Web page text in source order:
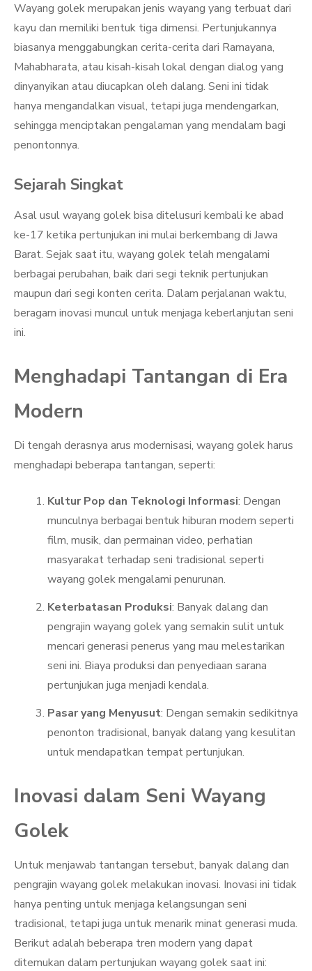
Wayang golek merupakan jenis wayang yang terbuat dari
kayu dan memiliki bentuk tiga dimensi. Pertunjukannya
biasanya menggabungkan cerita-cerita dari Ramayana,
Mahabharata, atau kisah-kisah lokal dengan dialog yang
dinyanyikan atau diucapkan oleh dalang. Seni ini tidak
hanya mengandalkan visual, tetapi juga mendengarkan,
sehingga menciptakan pengalaman yang mendalam bagi
penontonnya.
Sejarah Singkat
Asal usul wayang golek bisa ditelusuri kembali ke abad
ke-17 ketika pertunjukan ini mulai berkembang di Jawa
Barat. Sejak saat itu, wayang golek telah mengalami
berbagai perubahan, baik dari segi teknik pertunjukan
maupun dari segi konten cerita. Dalam perjalanan waktu,
beragam inovasi muncul untuk menjaga keberlanjutan seni
ini.
Menghadapi Tantangan di Era
Modern
Di tengah derasnya arus modernisasi, wayang golek harus
menghadapi beberapa tantangan, seperti:
Kultur Pop dan Teknologi Informasi: Dengan
munculnya berbagai bentuk hiburan modern seperti
film, musik, dan permainan video, perhatian
masyarakat terhadap seni tradisional seperti
wayang golek mengalami penurunan.
Keterbatasan Produksi: Banyak dalang dan
pengrajin wayang golek yang semakin sulit untuk
mencari generasi penerus yang mau melestarikan
seni ini. Biaya produksi dan penyediaan sarana
pertunjukan juga menjadi kendala.
Pasar yang Menyusut: Dengan semakin sedikitnya
penonton tradisional, banyak dalang yang kesulitan
untuk mendapatkan tempat pertunjukan.
Inovasi dalam Seni Wayang
Golek
Untuk menjawab tantangan tersebut, banyak dalang dan
pengrajin wayang golek melakukan inovasi. Inovasi ini tidak
hanya penting untuk menjaga kelangsungan seni
tradisional, tetapi juga untuk menarik minat generasi muda.
Berikut adalah beberapa tren modern yang dapat
ditemukan dalam pertunjukan wayang golek saat ini: